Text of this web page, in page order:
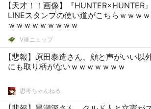
【天才！！画像】『HUNTER×HUNTER
LINEスタンプの使い道がこちらｗｗｗｗ
ｗｗｗｗｗｗｗｗｗ
V速ニュップ
【悲報】原田泰造さん、顔と声がいい以
にも取り柄がないｗｗｗｗｗｗｗ
思考ちゃんねる